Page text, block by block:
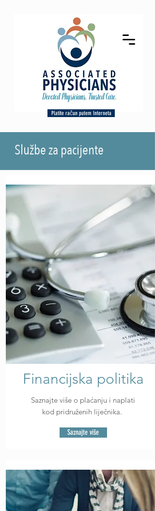
Platite račun putem Interneta
Službe za pacijente
Financijska politika
Saznajte više o plaćanju i naplati
kod pridruženih liječnika.
Saznajte više